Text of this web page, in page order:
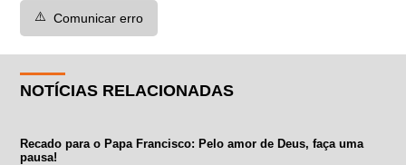
⚠️ Comunicar erro
NOTÍCIAS RELACIONADAS
Recado para o Papa Francisco: Pelo amor de Deus, faça uma
pausa!